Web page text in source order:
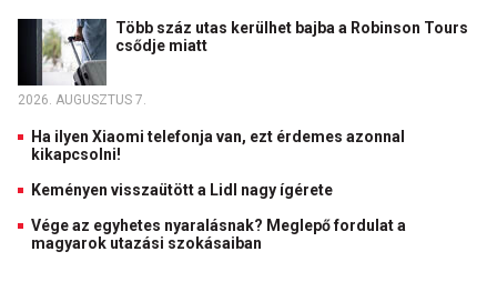
Több száz utas kerülhet bajba a Robinson Tours
csődje miatt
2026. AUGUSZTUS 7.
Ha ilyen Xiaomi telefonja van, ezt érdemes azonnal
kikapcsolni!
Keményen visszaütött a Lidl nagy ígérete
Vége az egyhetes nyaralásnak? Meglepő fordulat a
magyarok utazási szokásaiban